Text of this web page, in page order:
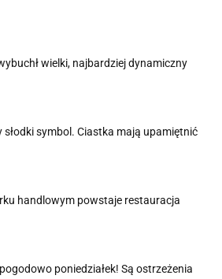
wielki, najbardziej dynamiczny
słodki symbol. Ciastka mają upamiętnić
handlowym powstaje restauracja
poniedziałek! Są ostrzeżenia